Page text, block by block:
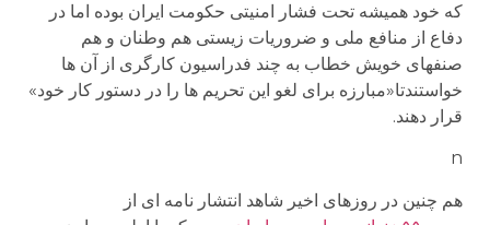
که خود همیشه تحت فشار امنیتی حکومت ایران بوده اما در
دفاع از منافع ملی و ضروریات زیستی هم وطنان و هم
صنفهای خویش خطاب به چند فدراسیون کارگری از آن ها
خواستندتا«مبارزه برای لغو این تحریم ها را در دستور کار خود»
قرار دهند.
n
هم چنین در روزهای اخیر شاهد انتشار نامه ای از